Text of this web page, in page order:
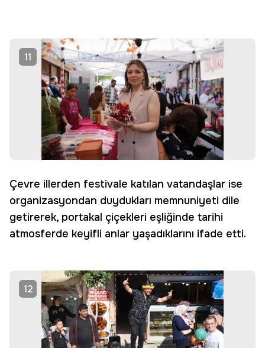
11
Çevre illerden festivale katılan vatandaşlar ise
organizasyondan duydukları memnuniyeti dile
getirerek, portakal çiçekleri eşliğinde tarihi
atmosferde keyifli anlar yaşadıklarını ifade etti.
12